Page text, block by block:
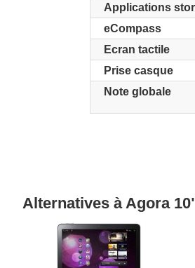
Applications
eCompass
Ecran tactile
Prise casque
Note globale
Alternatives à Agora